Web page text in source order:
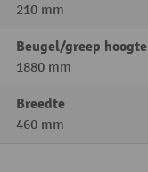
210 mm
Beugel/greep hoogte
1880 mm
Breedte
460 mm